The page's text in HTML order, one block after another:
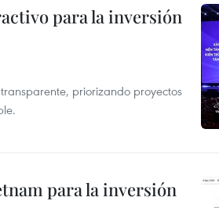
para la inversión
priorizando proyectos
para la inversión